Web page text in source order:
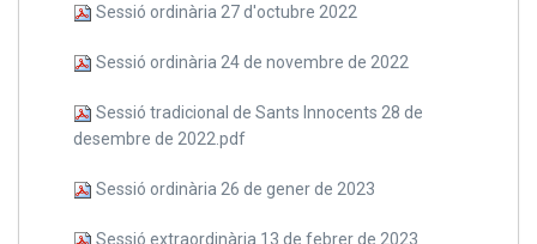
Sessió ordinària 27 d'octubre 2022
Sessió ordinària 24 de novembre de 2022
Sessió tradicional de Sants Innocents 28 de
desembre de 2022.pdf
Sessió ordinària 26 de gener de 2023
Sessió extraordinària 13 de febrer de 2023